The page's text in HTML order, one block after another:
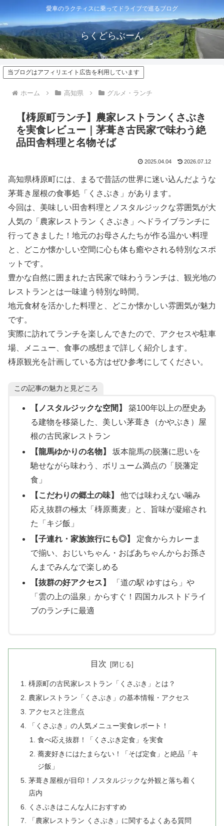
愛車のラクティスに乗ってドライブで巡るブログ
らくどらぶーん
当ブログはアフィリエイト広告を利用しています
ホーム 高知県 グルメ・ランチ
【梼原町ランチ】農家レストランくさぶき
を実食レビュー｜茅葺き古民家で味わう絶
品田舎料理と名物そば
2025.04.04 2026.07.12
高知県梼原町には、まるで昔話の世界に迷い込んだような
茅葺き屋根の食事処「くさぶき」があります。
今回は、美味しい田舎料理とノスタルジックな雰囲気が大
人気の「農家レストラン くさぶき」へドライブランチに
行ってきました！地元のお母さんたちが作る温かい料理
と、どこか懐かしい空間に心も体も癒やされる特別なスポ
ットです。
豊かな自然に囲まれた古民家で味わうランチは、観光地の
レストランとは一味違う特別な時間。
地元食材を活かした料理と、どこか懐かしい雰囲気が魅力
です。
実際に訪れてランチを楽しんできたので、アクセスや駐車
場、メニュー、食事の感想まで詳しく紹介します。
梼原観光を計画している方はぜひ参考にしてください。
この記事の魅力と見どころ
【ノスタルジックな空間】
築100年以上の歴史あ
る建物を移築した、美しい茅葺き（かやぶき）屋
根の古民家レストラン
【龍馬ゆかりの名物】
坂本龍馬の脱藩に思いを
馳せながら味わう、ボリューム満点の「脱藩定
食」
【こだわりの郷土の味】
他では味わえない噛み
応え抜群の極太「梼原蕎麦」と、旨味が凝縮され
た「キジ飯」
【子連れ・家族旅行にも◎】
定食からカレーま
で揃い、おじいちゃん・おばあちゃんからお孫さ
んまでみんなで楽しめる
【抜群の好アクセス】
「道の駅 ゆすはら」や
「雲の上の温泉」からすぐ！四国カルストドライ
ブのランチに最適
目次
梼原町の古民家レストラン「くさぶき」とは？
農家レストラン「くさぶき」の基本情報・アクセス
アクセスと注意点
「くさぶき」の人気メニュー実食レポート！
食べ応え抜群！「くさぶき定食」を実食
蕎麦好きにはたまらない！「そば定食」と絶品「キ
ジ飯」
茅葺き屋根が目印！ノスタルジックな外観と落ち着く
店内
くさぶきはこんな人におすすめ
「農家レストラン くさぶき」に関するよくある質問